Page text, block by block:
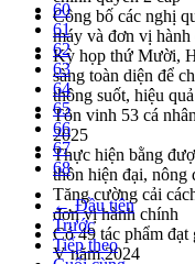
Công bố các nghị
máy và đơn vị
Kỳ họp thứ Mười,
sàng toàn diện để
thông suốt, hiệu quả
Tôn vinh 53 cá
2025
Thực hiện bằng
thôn hiện đại, nông
Tăng cường cải
đơn vị hành chính
Có 49 tác phẩm
V năm 2024
60
61
62
63
64
65
66
67
68
← Đầu tiên
Trước
Tiếp theo